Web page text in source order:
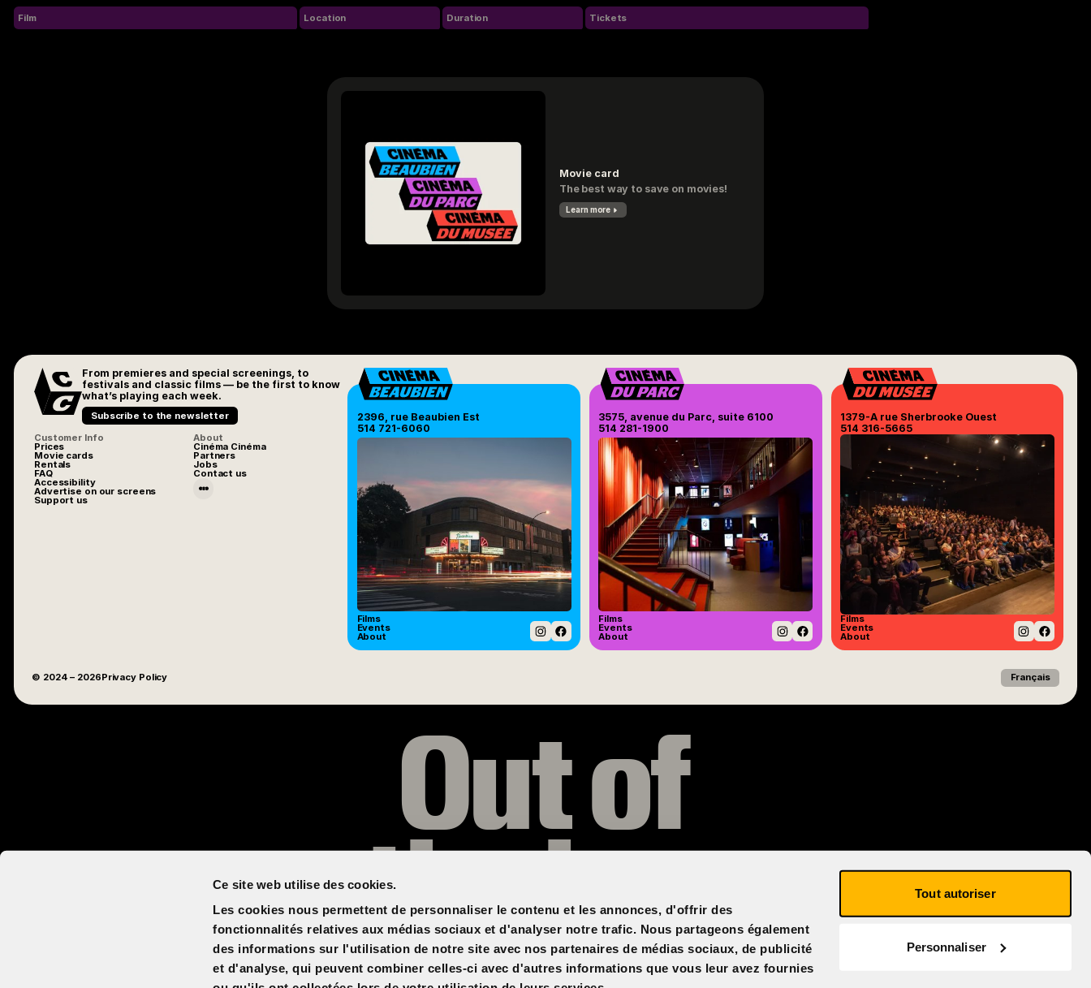
Ce site web utilise des cookies.
Les cookies nous permettent de personnaliser le contenu et les annonces, d'offrir des
fonctionnalités relatives aux médias sociaux et d'analyser notre trafic. Nous partageons également
des informations sur l'utilisation de notre site avec nos partenaires de médias sociaux, de publicité
et d'analyse, qui peuvent combiner celles-ci avec d'autres informations que vous leur avez fournies
Tout autoriser
Personnaliser
Film Location Duration Tickets
Movie card
The best way to save on movies!
Learn more
From premieres and special screenings, to
festivals and classic films — be the first to know
what’s playing each week.
Subscribe to the newsletter
Customer Info
Prices
Movie cards
Rentals
FAQ
Accessibility
Advertise on our screens
Support us
About
Cinéma Cinéma
Partners
Jobs
Contact us
2396, rue Beaubien Est
514 721-6060
Films
Events
About
Instagram
Facebook
3575, avenue du Parc, suite 6100
514 281-1900
Films
Events
About
Instagram
Facebook
1379-A rue Sherbrooke Ouest
514 316-5665
Films
Events
About
Instagram
© 2024 – 2026Privacy Policy Français
Out of
the box